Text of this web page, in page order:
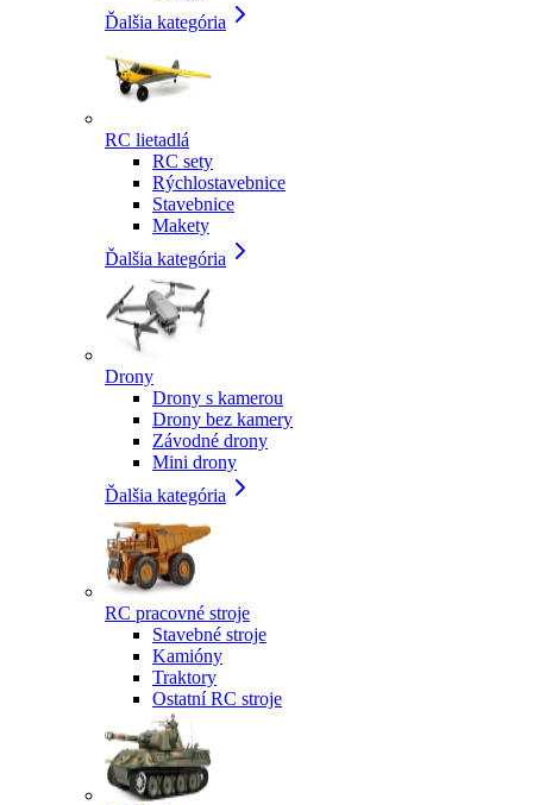
Ďalšia kategória
RC lietadlá
RC sety
Rýchlostavebnice
Stavebnice
Makety
Ďalšia kategória
Drony
Drony s kamerou
Drony bez kamery
Závodné drony
Mini drony
Ďalšia kategória
RC pracovné stroje
Stavebné stroje
Kamióny
Traktory
Ostatní RC stroje